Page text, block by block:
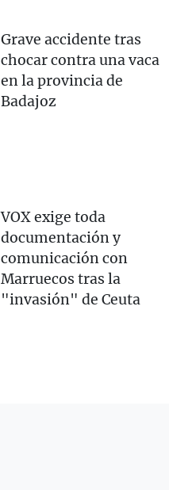
Grave accidente tras
chocar contra una vaca
en la provincia de
Badajoz
VOX exige toda
documentación y
comunicación con
Marruecos tras la
"invasión" de Ceuta